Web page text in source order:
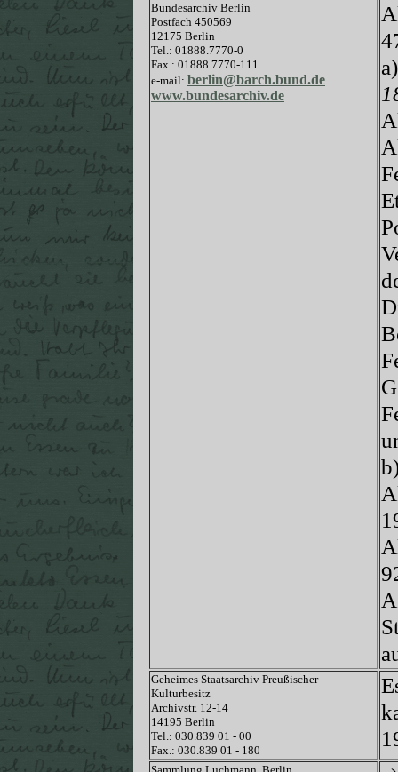
Bundesarchiv Berlin
Postfach 450569
12175 Berlin
Tel.: 01888.7770-0
Fax.: 01888.7770-111
e-mail: berlin@barch.bund.de
www.bundesarchiv.de
Geheimes Staatsarchiv Preußischer
Kulturbesitz
Archivstr. 12-14
14195 Berlin
Tel.: 030.839 01 - 00
Fax.: 030.839 01 - 180